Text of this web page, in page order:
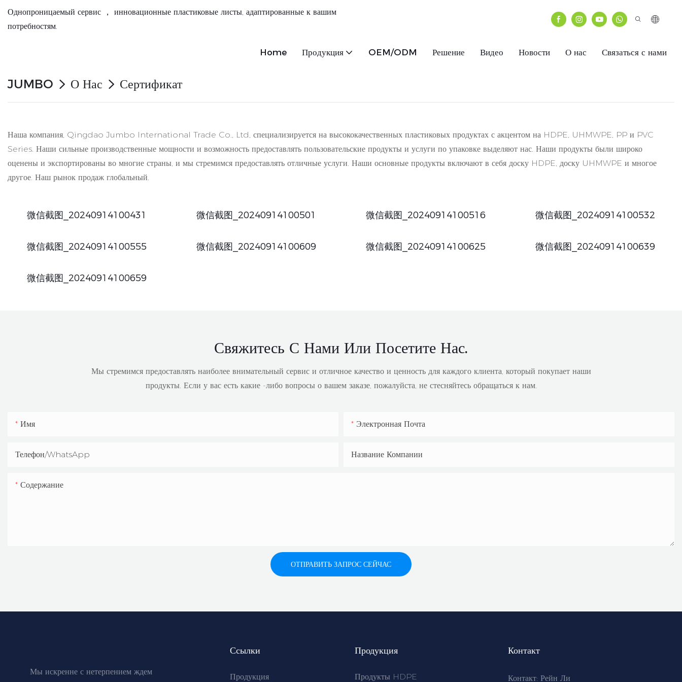
Однопроницаемый сервис ， инновационные пластиковые листы, адаптированные к вашим
потребностям.
Home Продукция OEM/ODM Решение Видео Новости О нас Связаться с нами
JUMBO О Нас Сертификат
Наша компания, Qingdao Jumbo International Trade Co., Ltd, специализируется на высококачественных пластиковых продуктах с акцентом на HDPE, UHMWPE, PP и PVC
Series. Наши сильные производственные мощности и возможность предоставлять пользовательские продукты и услуги по упаковке выделяют нас. Наши продукты были широко
оценены и экспортированы во многие страны, и мы стремимся предоставлять отличные услуги. Наши основные продукты включают в себя доску HDPE, доску UHMWPE и многое
другое. Наш рынок продаж глобальный.
微信截图_20240914100431 微信截图_20240914100501 微信截图_20240914100516 微信截图_20240914100532
微信截图_20240914100555 微信截图_20240914100609 微信截图_20240914100625 微信截图_20240914100639
微信截图_20240914100659
Свяжитесь С Нами Или Посетите Нас.
Мы стремимся предоставлять наиболее внимательный сервис и отличное качество и ценность для каждого клиента, который покупает наши
продукты. Если у вас есть какие -либо вопросы о вашем заказе, пожалуйста, не стесняйтесь обращаться к нам.
Имя Электронная Почта
Телефон/WhatsApp Название Компании
Содержание
ОТПРАВИТЬ ЗАПРОС СЕЙЧАС
Мы искренне с нетерпением ждем
Ссылки
Продукция
Продукция
Продукты HDPE
Контакт
Контакт: Рейн Ли